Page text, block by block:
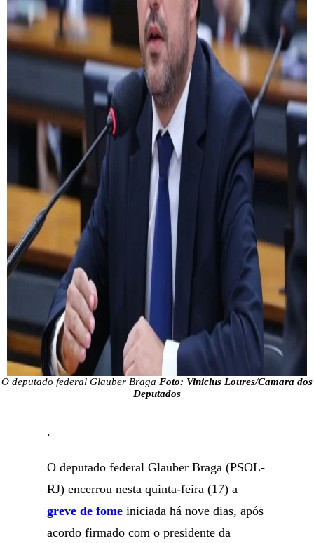
O deputado federal Glauber Braga Foto: Vinicius Loures/Camara dos
Deputados
.
O deputado federal Glauber Braga (PSOL-
RJ) encerrou nesta quinta-feira (17) a
greve de fome iniciada há nove dias, após
acordo firmado com o presidente da